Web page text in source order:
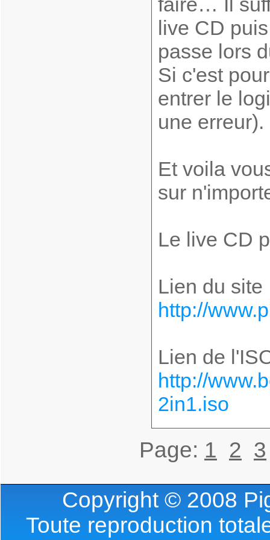
live CD
passe lors
Si c'est
entrer le
une erreur).
Et voila
sur
Le live CD
Lien du site
http://
Lien de
http://
2in1.iso
Page: 1 2 3
Copyright © 2008
Toute reproduction